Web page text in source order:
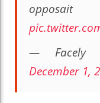
— Facely
December 1,